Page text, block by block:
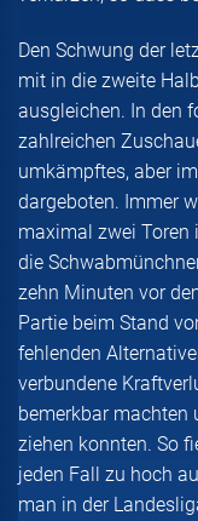
Den Schwung der
mit in die zweite
ausgleichen. In den
zahlreichen
umkämpftes, aber
dargeboten. Immer
maximal zwei Toren
die
zehn Minuten vor
Partie beim Stand
fehlenden
verbundene
bemerkbar machten
ziehen konnten. So
jeden Fall zu hoch
man in der